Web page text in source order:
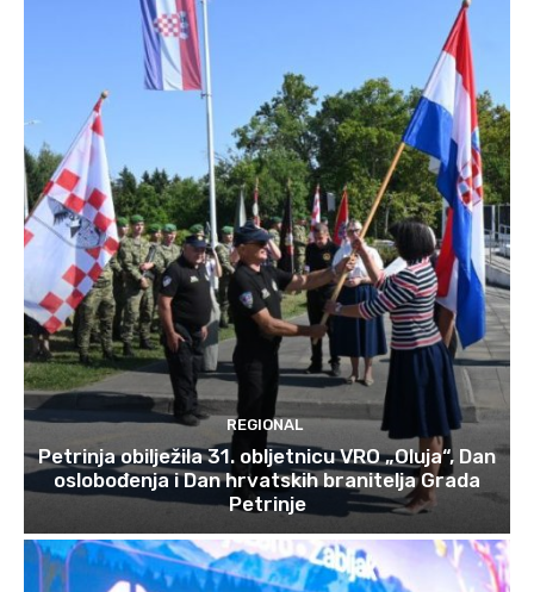
REGIONAL
Petrinja obilježila 31. obljetnicu VRO „Oluja“, Dan
oslobođenja i Dan hrvatskih branitelja Grada
Petrinje